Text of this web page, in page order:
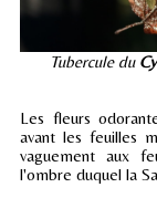
Tubercule du
Les fleurs
avant les feuilles
vaguement aux
l'ombre duquel la